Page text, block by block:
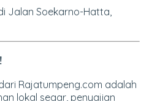
Jalan Soekarno-Hatta,
Rajatumpeng.com adalah
lokal segar, penyajian